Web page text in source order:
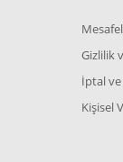
Gizlilik
İptal ve
Kişisel